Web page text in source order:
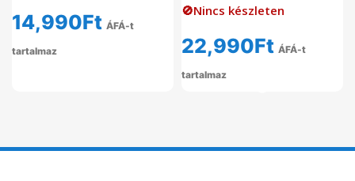
14,990Ft ÁFÁ-t
tartalmaz
🚫Nincs készleten
22,990Ft ÁFÁ-t
tartalmaz